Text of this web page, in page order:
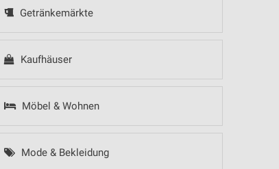
Getränkemärkte
Kaufhäuser
Möbel & Wohnen
Mode & Bekleidung